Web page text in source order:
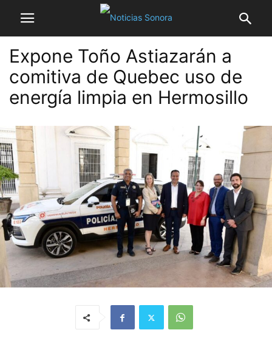
Expone Toño Astiazarán a
comitiva de Quebec uso de
energía limpia en Hermosillo